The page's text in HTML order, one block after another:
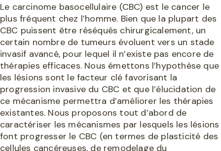
Le carcinome basocellulaire (CBC) est le cancer le
plus fréquent chez l’homme. Bien que la plupart des
CBC puissent être réséqués chirurgicalement, un
certain nombre de tumeurs évoluent vers un stade
invasif avancé, pour lequel il n’existe pas encore de
thérapies efficaces. Nous émettons l’hypothèse que
les lésions sont le facteur clé favorisant la
progression invasive du CBC et que l’élucidation de
ce mécanisme permettra d’améliorer les thérapies
existantes. Nous proposons tout d’abord de
caractériser les mécanismes par lesquels les lésions
font progresser le CBC (en termes de plasticité des
cellules cancéreuses, de remodelage du